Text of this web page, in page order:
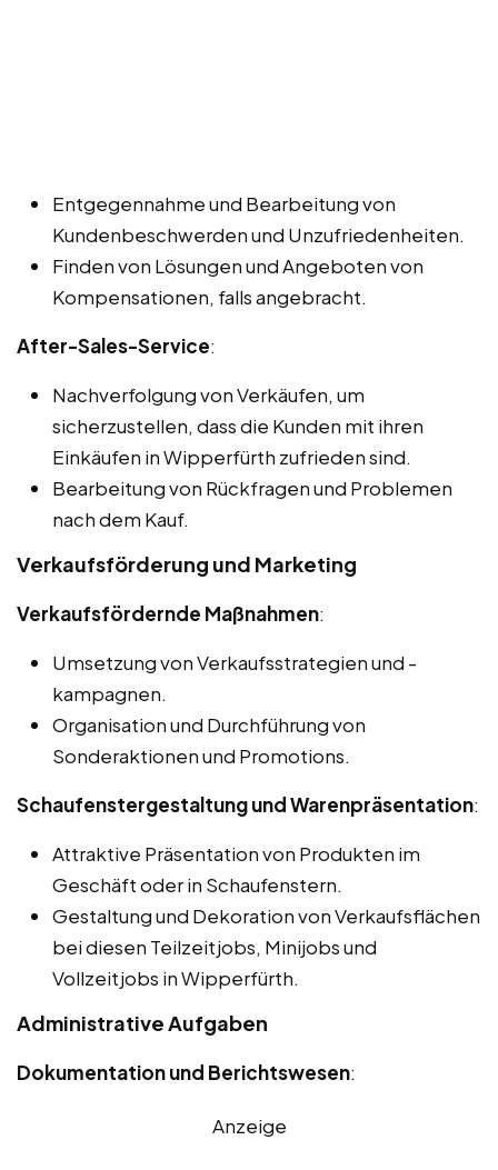
Entgegennahme und Bearbeitung von
Kundenbeschwerden und Unzufriedenheiten.
Finden von Lösungen und Angeboten von
Kompensationen, falls angebracht.
After-Sales-Service:
Nachverfolgung von Verkäufen, um
sicherzustellen, dass die Kunden mit ihren
Einkäufen in Wipperfürth zufrieden sind.
Bearbeitung von Rückfragen und Problemen
nach dem Kauf.
Verkaufsförderung und Marketing
Verkaufsfördernde Maßnahmen:
Umsetzung von Verkaufsstrategien und -
kampagnen.
Organisation und Durchführung von
Sonderaktionen und Promotions.
Schaufenstergestaltung und Warenpräsentation:
Attraktive Präsentation von Produkten im
Geschäft oder in Schaufenstern.
Gestaltung und Dekoration von Verkaufsflächen
bei diesen Teilzeitjobs, Minijobs und
Vollzeitjobs in Wipperfürth.
Administrative Aufgaben
Dokumentation und Berichtswesen:
Anzeige